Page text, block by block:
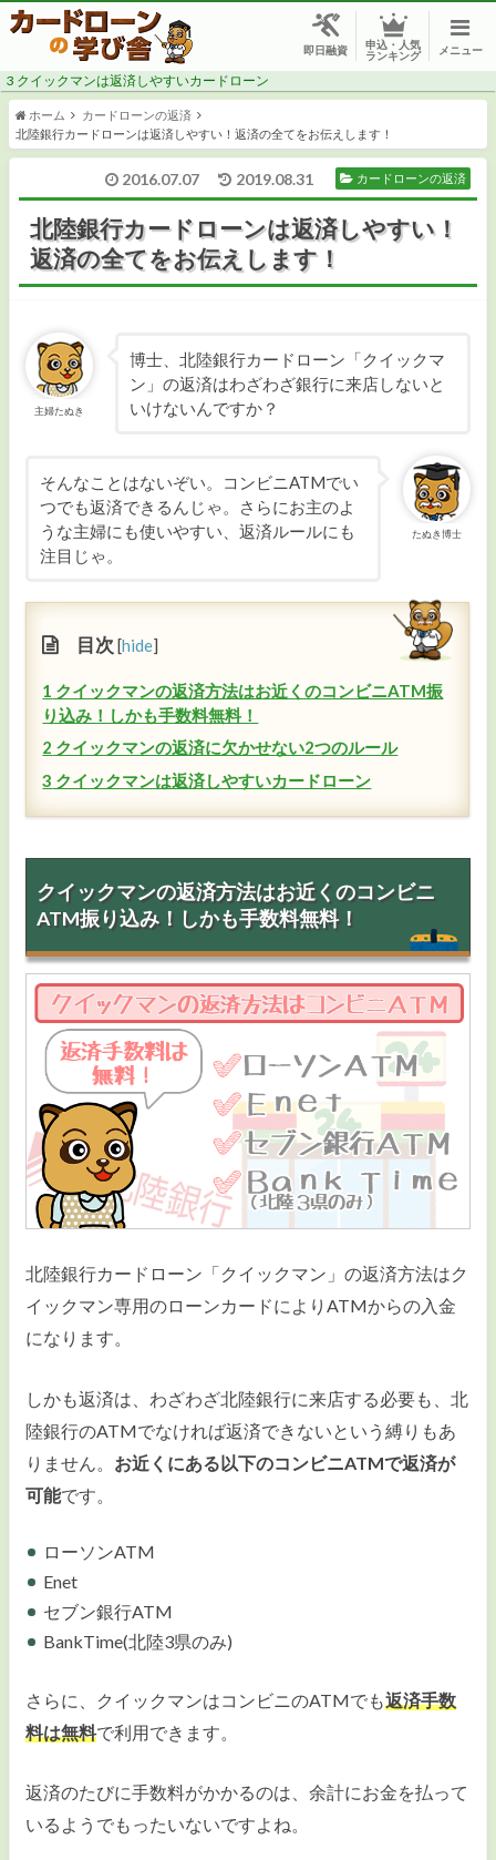
即日融資
申込・人気
ランキング
メニュー
安心感のある銀行で借りたい
審査に自信がない
低金利でお得に借りたい
総量規制対象外で年収の1/3以上借りたい
毎月の返済額が安い
収入証明書を出したくない
複数の借入を1つにまとめたい
専業主婦で収入ゼロでも借りたい
事業資金を借りたい
即日融資
カードローンの審査
カードローンの金利
カードローンの返済
おまとめローン
ビジネスローン
カードローンのコラム・ニュース
3 クイックマンは返済しやすいカードローン
ホーム
カードローンの返済
北陸銀行カードローンは返済しやすい！返済の全てをお伝えします！
2016.07.07 2019.08.31 カードローンの返済
北陸銀行カードローンは返済しやすい！
返済の全てをお伝えします！
主婦たぬき
博士、北陸銀行カードローン「クイックマ
ン」の返済はわざわざ銀行に来店しないと
いけないんですか？
たぬき博士
そんなことはないぞい。コンビニATMでい
つでも返済できるんじゃ。さらにお主のよ
うな主婦にも使いやすい、返済ルールにも
注目じゃ。
目次[hide]
1 クイックマンの返済方法はお近くのコンビニATM振
り込み！しかも手数料無料！
2 クイックマンの返済に欠かせない2つのルール
3 クイックマンは返済しやすいカードローン
クイックマンの返済方法はお近くのコンビニ
ATM振り込み！しかも手数料無料！
北陸銀行カードローン「クイックマン」の返済方法はク
イックマン専用のローンカードによりATMからの入金
になります。
しかも返済は、わざわざ北陸銀行に来店する必要も、北
陸銀行のATMでなければ返済できないという縛りもあ
りません。 お近くにある以下のコンビニATMで返済が
可能です。
ローソンATM
Enet
セブン銀行ATM
BankTime(北陸3県のみ)
さらに、クイックマンはコンビニのATMでも返済手数
料は無料で利用できます。
返済のたびに手数料がかかるのは、余計にお金を払って
いるようでもったいないですよね。